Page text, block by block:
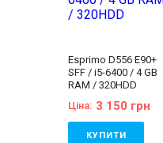
Esprimo D556 E90+
SFF / i5-6400 / 4 GB
RAM / 320HDD
Ціна: 3 150 грн
КУПИТИ